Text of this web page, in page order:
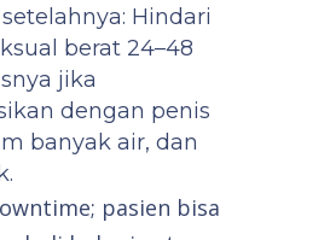
Hindari
berat 24–48
jika
dengan penis
banyak air, dan
pasien bisa